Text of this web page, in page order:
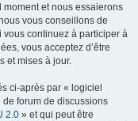
moment et nous essaierons
vous conseillons de
vous continuez à participer à
vous acceptez d’être
et mises à jour.
ci-après par « logiciel
forum de discussions
2.0 » et qui peut être